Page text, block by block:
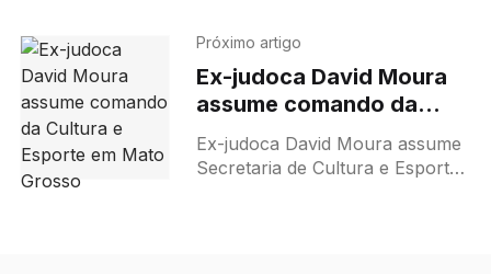
aprovada na Câmara após
confusão nas redes e debate
econômico.
Próximo artigo
Ex-judoca David Moura
assume comando da
Cultura e Esporte em
Mato Grosso
Ex-judoca David Moura assume
Secretaria de Cultura e Esporte